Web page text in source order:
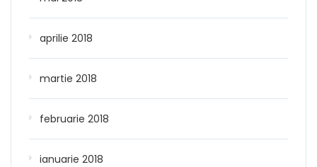
aprilie 2018
martie 2018
februarie 2018
ianuarie 2018